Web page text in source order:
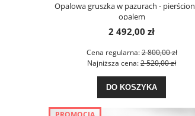
Opalowa gruszka w pazurach -
opalem
2 492,00 zł
Cena regularna:2 800,00 zł
Najniższa cena:2 520,00 zł
DO KOSZYKA